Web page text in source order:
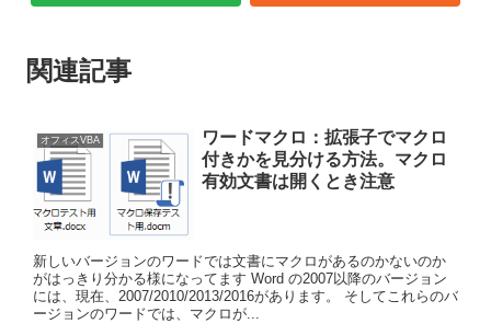
関連記事
オフィスVBA
ワードマクロ：拡張子でマクロ
付きかを見分ける方法。マクロ
有効文書は開くとき注意
新しいバージョンのワードでは文書にマクロがあるのかないのか
がはっきり分かる様になってます Word の2007以降のバージョン
には、現在、2007/2010/2013/2016があります。 そしてこれらのバ
ージョンのワードでは、マクロが...